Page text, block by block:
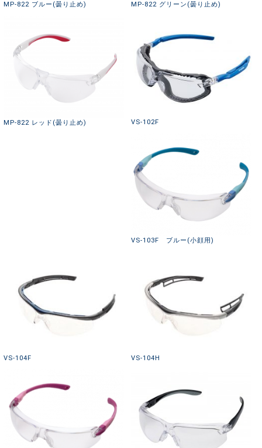
MP-822 ブルー(曇り止め) MP-822 グリーン(曇り止め)
MP-822 レッド(曇り止め) VS-102F
VS-103F ブルー(小顔用)
VS-104F VS-104H